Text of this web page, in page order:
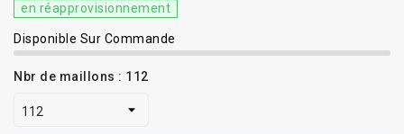
en réapprovisionnement
Disponible Sur Commande
Nbr de maillons : 112